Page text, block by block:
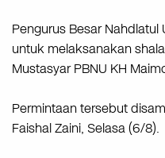
Pengurus Besar
untuk melaksanakan
Mustasyar PBNU KH
Permintaan tersebut
Faishal Zaini, Selasa (6/8).